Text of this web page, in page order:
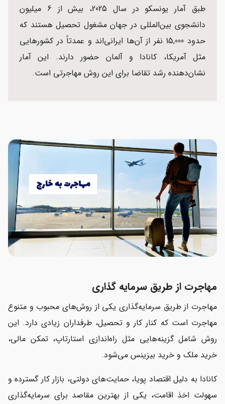
طبق آمار یونسکو در سال 2025، بیش از 6 میلیون
دانشجوی بین‌المللی در جهان مشغول تحصیل هستند که
حدود 15,000 نفر از آن‌ها ایرانی‌اند و عمدتاً در کشورهایی
مثل آمریکا، کانادا و آلمان حضور دارند. این آمار
نشان‌دهنده رشد تقاضا برای این روش مهاجرتی است.
مهاجرت از طریق سرمایه گذاری
مهاجرت از طریق سرمایه‌گذاری یکی از روش‌های محبوب و متنوع
مهاجرت است که کنار کار و تحصیل، طرفداران زیادی دارد. این
روش شامل گزینه‌هایی مثل راه‌اندازی استارتاپ، تمکن مالی،
خرید ملک و خرید بیزینس می‌شود.
کانادا به دلیل اقتصاد پویا، حمایت‌های دولتی، بازار کار گسترده و
سهولت اخذ اقامت، یکی از بهترین مقاصد برای سرمایه‌گذاری